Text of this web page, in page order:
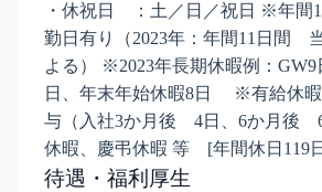
・休祝日 ：土／日／祝日 ※年間
勤日有り（2023年：年間11日間
よる） ※2023年長期休暇例：GW9
日、年末年始休暇8日 ※有給休暇
与（入社3か月後 4日、6か月
休暇、慶弔休暇 等 [年間休日119
待遇・福利厚生